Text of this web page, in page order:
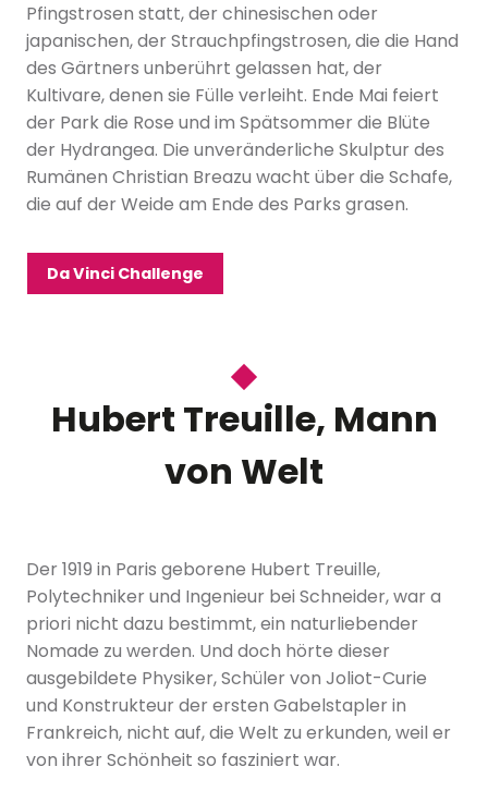
Pfingstrosen statt, der chinesischen oder
japanischen, der Strauchpfingstrosen, die die Hand
des Gärtners unberührt gelassen hat, der
Kultivare, denen sie Fülle verleiht. Ende Mai feiert
der Park die Rose und im Spätsommer die Blüte
der Hydrangea. Die unveränderliche Skulptur des
Rumänen Christian Breazu wacht über die Schafe,
die auf der Weide am Ende des Parks grasen.
Da Vinci Challenge
Hubert Treuille, Mann
von Welt
Der 1919 in Paris geborene Hubert Treuille,
Polytechniker und Ingenieur bei Schneider, war a
priori nicht dazu bestimmt, ein naturliebender
Nomade zu werden. Und doch hörte dieser
ausgebildete Physiker, Schüler von Joliot-Curie
und Konstrukteur der ersten Gabelstapler in
Frankreich, nicht auf, die Welt zu erkunden, weil er
von ihrer Schönheit so fasziniert war.